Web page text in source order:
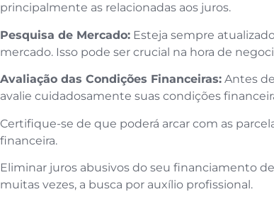
principalmente as relacionadas aos juros.
Pesquisa de Mercado: Esteja sempre
mercado. Isso pode ser crucial na hora de
Avaliação das Condições Financeiras: Antes
avalie cuidadosamente suas condições
Certifique-se de que poderá arcar com as
financeira.
Eliminar juros abusivos do seu financiamento
muitas vezes, a busca por auxílio profissional.